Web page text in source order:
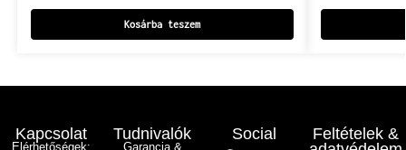
Kosárba teszem
Kapcsolat
Elérhetőségek:
Tudnivalók
Garancia &
Social
Feltételek &